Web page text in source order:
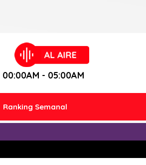
00:00AM - 05:00AM
Ranking Semanal